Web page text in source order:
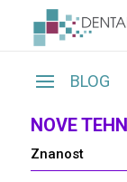
NOVE
Znanost